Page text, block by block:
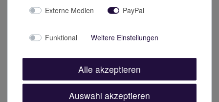
Externe Medien PayPal
Funktional Weitere Einstellungen
Alle akzeptieren
Auswahl akzeptieren